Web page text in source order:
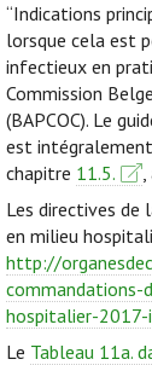
“Indications
lorsque cela est
infectieux en
Commission
(BAPCOC). Le
est
chapitre 11.5.
Les directives
en milieu
http://
hospitalier-
Le Tableau 11a.